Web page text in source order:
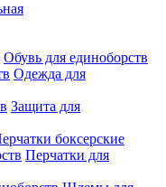
Обувь для единоборств
Одежда для
Защита для
боксерские
Перчатки для